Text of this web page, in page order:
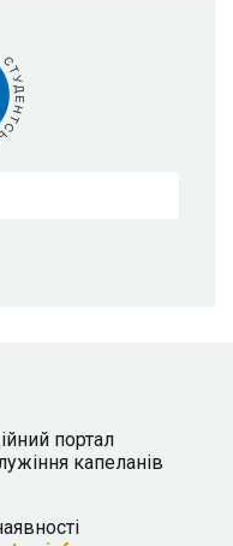
портал
капеланів